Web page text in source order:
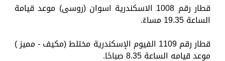
قطار رقم 1008 الاسكندرية اسوان (روسى) موعد قيامة
الساعة 19.35 مساءً.
قطار رقم 1109 الفيوم الإسكندرية مختلط (مكيف - مميز )
موعد قيامه الساعة 8.35 صباحًا.